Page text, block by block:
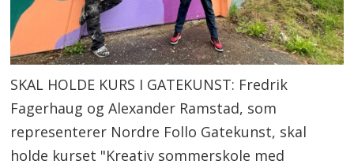
SKAL HOLDE KURS I GATEKUNST: Fredrik
Fagerhaug og Alexander Ramstad, som
representerer Nordre Follo Gatekunst, skal
holde kurset "Kreativ sommerskole med